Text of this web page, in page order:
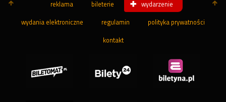
reklama bileterie wydarzenie
wydania elektroniczne regulamin polityka prywatności
kontakt